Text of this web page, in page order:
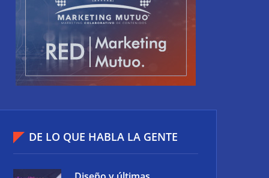
DE LO QUE HABLA LA GENTE